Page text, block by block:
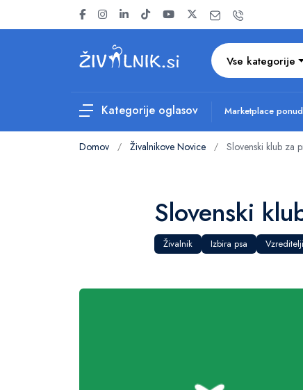
Vse kategorije
Kategorije oglasov Marketplace
Domov / Živalnikove Novice / Slovenski klub za
Slovenski
Živalnik Izbira psa